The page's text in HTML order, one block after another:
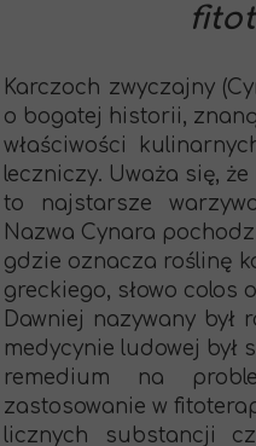
Karczoch zwyczajny
o bogatej historii,
właściwości
leczniczy. Uważa się,
to najstarsze
Nazwa Cynara
gdzie oznacza roślinę
greckiego, słowo colos
Dawniej nazywany był
medycynie ludowej był
remedium na
zastosowanie w
licznych substancji